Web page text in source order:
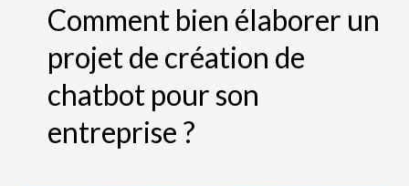
Comment bien élaborer un
projet de création de
chatbot pour son
entreprise ?